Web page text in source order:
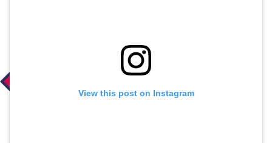
View this post on Instagram